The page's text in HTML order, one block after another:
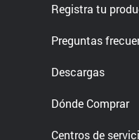
Registra tu
Preguntas
Descargas
Dónde Comprar
Centros de